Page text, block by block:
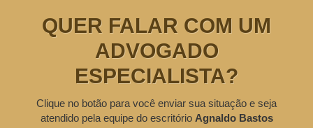
QUER FALAR COM UM
ADVOGADO
ESPECIALISTA?
Clique no botão para você enviar sua situação e seja
atendido pela equipe do escritório Agnaldo Bastos